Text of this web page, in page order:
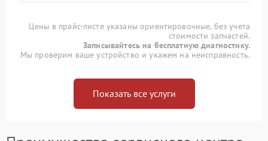
Цены в прайс-листе указаны ориентировочные, без учета
стоимости запчастей.
Записывайтесь на бесплатную диагностику.
Мы проверим ваше устройство и укажем на неисправность.
Показать все услуги